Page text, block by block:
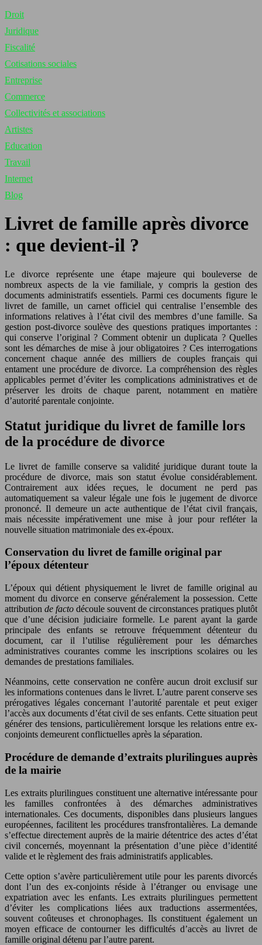
Droit
Juridique
Fiscalité
Cotisations sociales
Entreprise
Commerce
Collectivités et associations
Artistes
Education
Travail
Internet
Blog
Livret de famille après divorce
: que devient-il ?
Le divorce représente une étape majeure qui bouleverse de
nombreux aspects de la vie familiale, y compris la gestion des
documents administratifs essentiels. Parmi ces documents figure le
livret de famille, un carnet officiel qui centralise l’ensemble des
informations relatives à l’état civil des membres d’une famille. Sa
gestion post-divorce soulève des questions pratiques importantes :
qui conserve l’original ? Comment obtenir un duplicata ? Quelles
sont les démarches de mise à jour obligatoires ? Ces interrogations
concernent chaque année des milliers de couples français qui
entament une procédure de divorce. La compréhension des règles
applicables permet d’éviter les complications administratives et de
préserver les droits de chaque parent, notamment en matière
d’autorité parentale conjointe.
Statut juridique du livret de famille lors
de la procédure de divorce
Le livret de famille conserve sa validité juridique durant toute la
procédure de divorce, mais son statut évolue considérablement.
Contrairement aux idées reçues, le document ne perd pas
automatiquement sa valeur légale une fois le jugement de divorce
prononcé. Il demeure un acte authentique de l’état civil français,
mais nécessite impérativement une mise à jour pour refléter la
nouvelle situation matrimoniale des ex-époux.
Conservation du livret de famille original par
l’époux détenteur
L’époux qui détient physiquement le livret de famille original au
moment du divorce en conserve généralement la possession. Cette
attribution de facto découle souvent de circonstances pratiques plutôt
que d’une décision judiciaire formelle. Le parent ayant la garde
principale des enfants se retrouve fréquemment détenteur du
document, car il l’utilise régulièrement pour les démarches
administratives courantes comme les inscriptions scolaires ou les
demandes de prestations familiales.
Néanmoins, cette conservation ne confère aucun droit exclusif sur
les informations contenues dans le livret. L’autre parent conserve ses
prérogatives légales concernant l’autorité parentale et peut exiger
l’accès aux documents d’état civil de ses enfants. Cette situation peut
générer des tensions, particulièrement lorsque les relations entre ex-
conjoints demeurent conflictuelles après la séparation.
Procédure de demande d’extraits plurilingues auprès
de la mairie
Les extraits plurilingues constituent une alternative intéressante pour
les familles confrontées à des démarches administratives
internationales. Ces documents, disponibles dans plusieurs langues
européennes, facilitent les procédures transfrontalières. La demande
s’effectue directement auprès de la mairie détentrice des actes d’état
civil concernés, moyennant la présentation d’une pièce d’identité
valide et le règlement des frais administratifs applicables.
Cette option s’avère particulièrement utile pour les parents divorcés
dont l’un des ex-conjoints réside à l’étranger ou envisage une
expatriation avec les enfants. Les extraits plurilingues permettent
d’éviter les complications liées aux traductions assermentées,
souvent coûteuses et chronophages. Ils constituent également un
moyen efficace de contourner les difficultés d’accès au livret de
famille original détenu par l’autre parent.